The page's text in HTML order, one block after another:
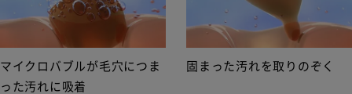
マイクロバブルが毛穴につま
った汚れに吸着
固まった汚れを取りのぞく